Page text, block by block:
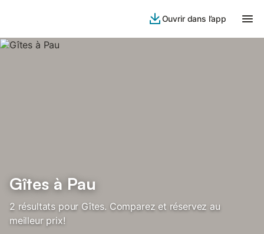
Ouvrir dans l’app
Gîtes à Pau
2 résultats pour Gîtes. Comparez et réservez au
meilleur prix!